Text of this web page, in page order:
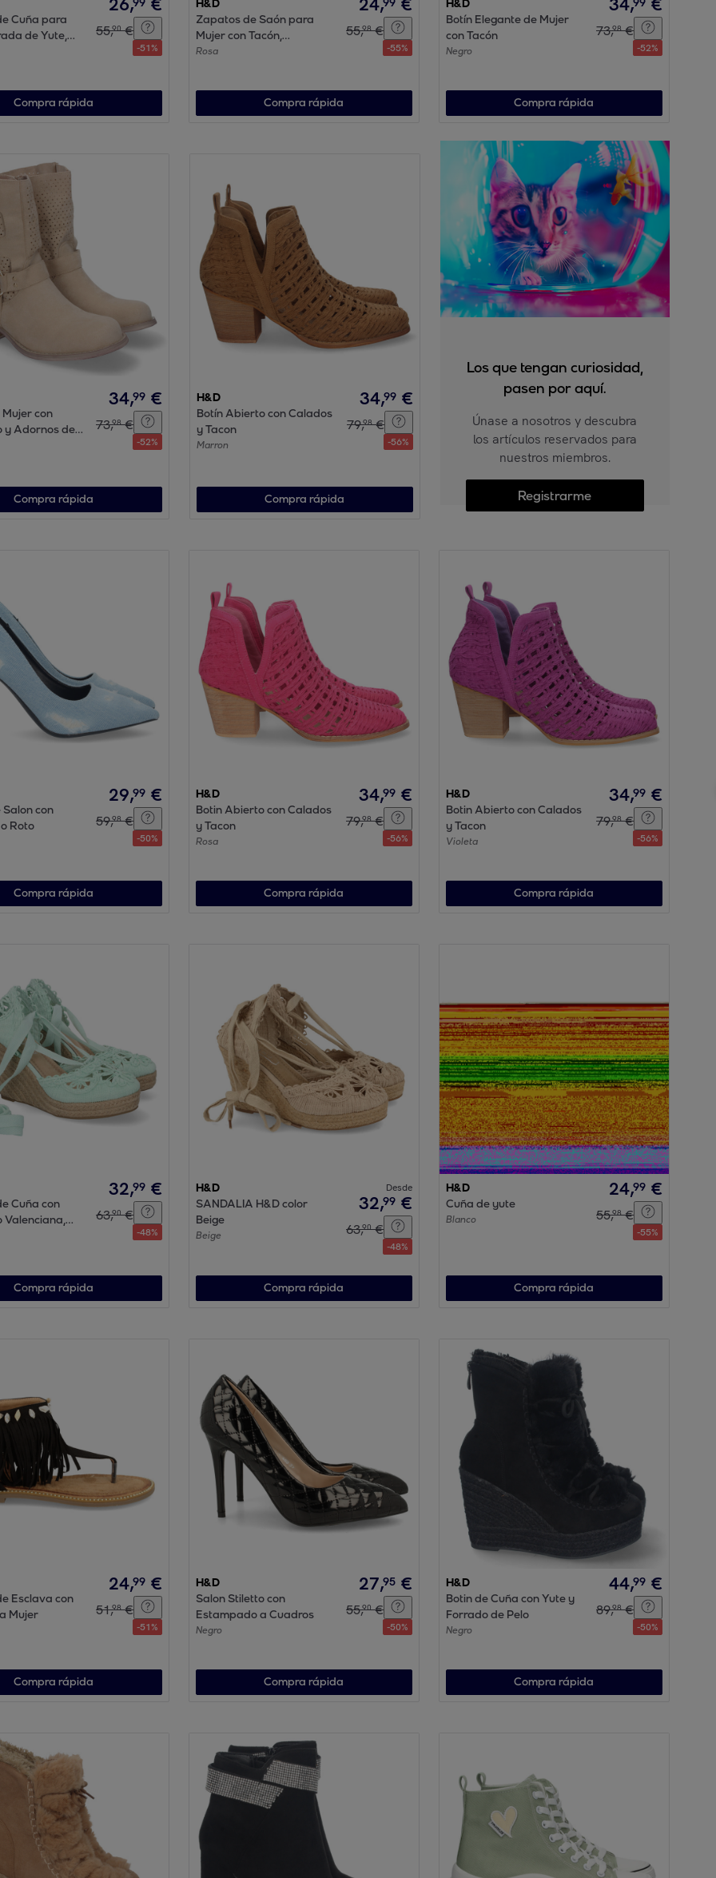
Cuña para
de Yute,
26, €
55,90 €
-51%
Compra rápida
H&D
Zapatos de Saón para
Mujer con Tacón,
Elegantes y Cómodos
Rosa
24, €
55,98 €
-55%
Compra rápida
H&D
Botín Elegante de Mujer
con Tacón
Negro
34, €
73,98 €
-52%
Compra rápida
con
y Adornos de
34,99 €
73,98 €
-52%
Compra rápida
H&D
Botín Abierto con Calados
y Tacon
Marron
34,99 €
79,98 €
-56%
Compra rápida
Los que tengan curiosidad,
pasen por aquí.
Únase a nosotros y descubra
los artículos reservados para
nuestros miembros.
Registrarme
con
Roto
29,99 €
59,98 €
-50%
Compra rápida
H&D
Botin Abierto con Calados
y Tacon
Rosa
34,99 €
79,98 €
-56%
Compra rápida
H&D
Botin Abierto con Calados
y Tacon
Violeta
34,99 €
79,98 €
-56%
Compra rápida
Cuña con
Valenciana,
32,99 €
63,90 €
-48%
Compra rápida
H&D
SANDALIA H&D color
Beige
Beige
Desde
32,99 €
63,90 €
-48%
Compra rápida
H&D
Cuña de yute
Blanco
24,99 €
55,98 €
-55%
Compra rápida
Esclava con
Mujer
24,99 €
51,98 €
-51%
Compra rápida
H&D
Salon Stiletto con
Estampado a Cuadros
Negro
27,95 €
55,90 €
-50%
Compra rápida
H&D
Botin de Cuña con Yute y
Forrado de Pelo
Negro
44,99 €
89,98 €
-50%
Compra rápida